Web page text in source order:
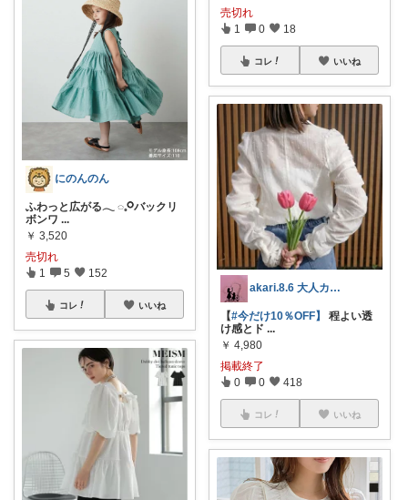
にのんのん
ふわっと広がる𓂃 ◌‬𓈒𓋪‪バックリ
ボンワ ...
￥ 3,520
売切れ
1 5 152
コレ いいね
売切れ
1 0 18
コレ いいね
akari.8.6 大人カジュアル服
【#今だけ10％OFF】
程よい透
け感とド ...
￥ 4,980
掲載終了
0 0 418
コレ いいね